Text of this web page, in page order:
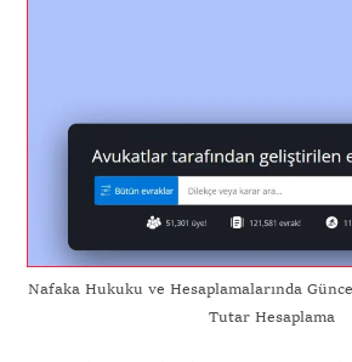
Nafaka Hukuku ve Hesaplamalarında
Tutar Hesaplama